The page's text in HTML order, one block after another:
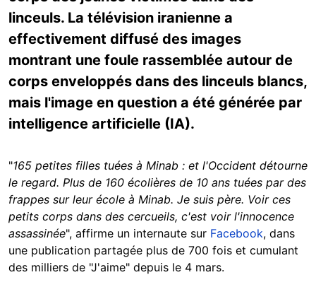
linceuls. La télévision iranienne a
effectivement diffusé des images
montrant une foule rassemblée autour de
corps enveloppés dans des linceuls blancs,
mais l'image en question a été générée par
intelligence artificielle (IA).
"165 petites filles tuées à Minab : et l'Occident détourne
le regard. Plus de 160 écolières de 10 ans tuées par des
frappes sur leur école à Minab. Je suis père. Voir ces
petits corps dans des cercueils, c'est voir l'innocence
assassinée", affirme un internaute sur Facebook, dans
une publication partagée plus de 700 fois et cumulant
des milliers de "J'aime" depuis le 4 mars.